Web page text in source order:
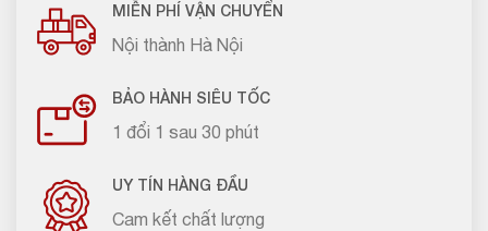
MIỄN PHÍ VẬN CHUYỂN
Nội thành Hà Nội
BẢO HÀNH SIÊU TỐC
1 đổi 1 sau 30 phút
UY TÍN HÀNG ĐẦU
Cam kết chất lượng